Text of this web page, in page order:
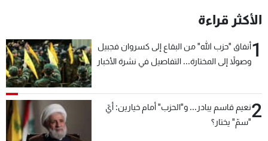
الأكثر قراءة
1أنفاق "حزب الله" من البقاع إلى كسروان فجبيل
وصولاً إلى المختارة... التفاصيل في نشرة الأخبار
2نعيم قاسم يبادر... و"الحزب" أمام خيارين: أيّ
"سمّ" يختار؟